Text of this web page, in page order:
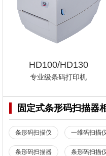
HD100/HD130
专业级条码打印机
固定式条形码扫描器
条形码扫描仪 一维码扫描
条形码扫描器 条形码扫描